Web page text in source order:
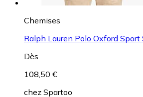
Chemises
Ralph Lauren Polo Oxford Sport
Dès
108,50 €
chez Spartoo